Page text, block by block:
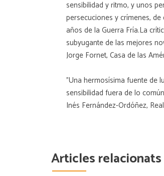
sensibilidad y ritmo, y unos
persecuciones y crímenes,
años de la Guerra Fría.La
subyugante de las mejores
Jorge Fornet, Casa de las
"Una hermosísima fuente de
sensibilidad fuera de lo
Inés Fernández-Ordóñez,
Articles relacionats